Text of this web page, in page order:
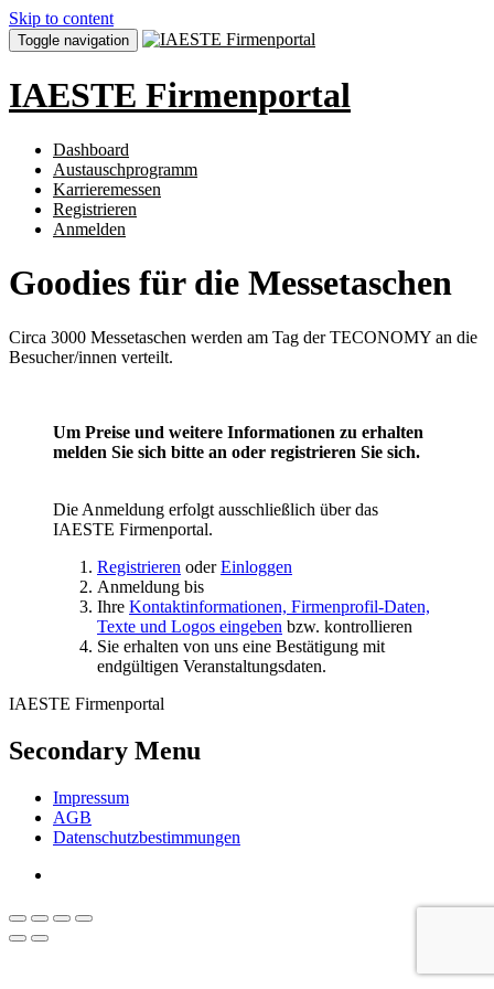
Skip to content
Toggle navigation
IAESTE Firmenportal
Dashboard
Austauschprogramm
Karrieremessen
Registrieren
Anmelden
Goodies für die Messetaschen
Circa 3000 Messetaschen werden am Tag der TECONOMY an die
Besucher/innen verteilt.
Um Preise und weitere Informationen zu erhalten
melden Sie sich bitte an oder registrieren Sie sich.
Die Anmeldung erfolgt ausschließlich über das
IAESTE Firmenportal.
Registrieren oderEinloggen
Anmeldung bis
Ihre Kontaktinformationen, Firmenprofil-Daten,
Texte und Logos eingeben bzw. kontrollieren
Sie erhalten von uns eine Bestätigung mit
endgültigen Veranstaltungsdaten.
IAESTE Firmenportal
Secondary Menu
Impressum
AGB
Datenschutzbestimmungen